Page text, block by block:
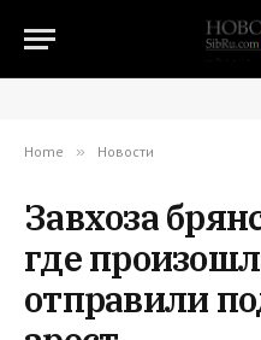
Home » Новости
Завхоза
где
отправили